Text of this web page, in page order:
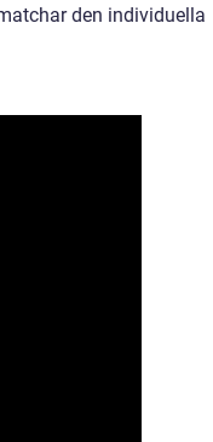
den individuella